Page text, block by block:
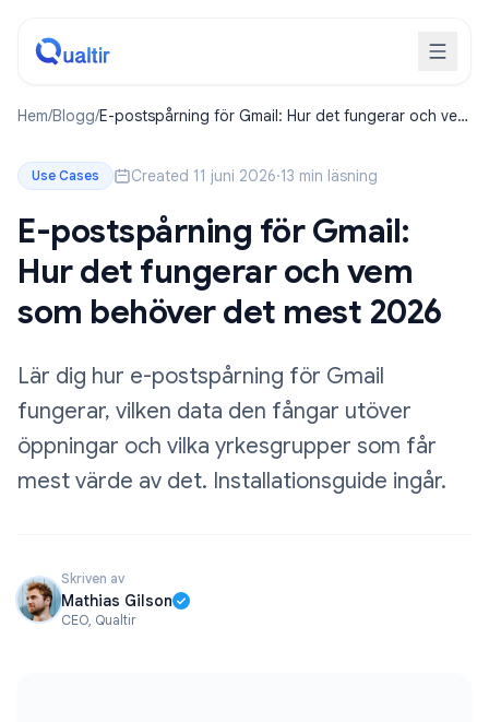
Hem/Blogg/E-postspårning för Gmail: Hur det fungerar och vem
Use Cases Created 11 juni 2026·13 min läsning
E-postspårning för Gmail:
Hur det fungerar och vem
som behöver det mest 2026
Lär dig hur e-postspårning för Gmail
fungerar, vilken data den fångar utöver
öppningar och vilka yrkesgrupper som får
mest värde av det. Installationsguide ingår.
Skriven av
Mathias Gilson
CEO, Qualtir